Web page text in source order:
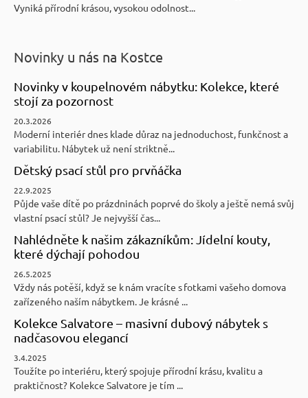
Vyniká přírodní krásou, vysokou odolnost...
Novinky u nás na Kostce
Novinky v koupelnovém nábytku: Kolekce, které
stojí za pozornost
20.3.2026
Moderní interiér dnes klade důraz na jednoduchost, funkčnost a
variabilitu. Nábytek už není striktně...
Dětský psací stůl pro prvňáčka
22.9.2025
Půjde vaše dítě po prázdninách poprvé do školy a ještě nemá svůj
vlastní psací stůl? Je nejvyšší čas...
Nahlédněte k našim zákazníkům: Jídelní kouty,
které dýchají pohodou
26.5.2025
Vždy nás potěší, když se k nám vracíte s fotkami vašeho domova
zařízeného naším nábytkem. Je krásné ...
Kolekce Salvatore – masivní dubový nábytek s
nadčasovou elegancí
3.4.2025
Toužíte po interiéru, který spojuje přírodní krásu, kvalitu a
praktičnost? Kolekce Salvatore je tím ...